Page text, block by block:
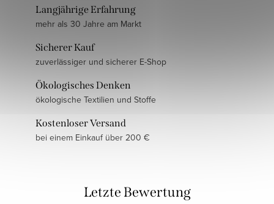
Langjährige Erfahrung
mehr als 30 Jahre am Markt
Sicherer Kauf
zuverlässiger und sicherer E-Shop
Ökologisches Denken
ökologische Textilien und Stoffe
Kostenloser Versand
bei einem Einkauf über 200 €
Letzte Bewertung